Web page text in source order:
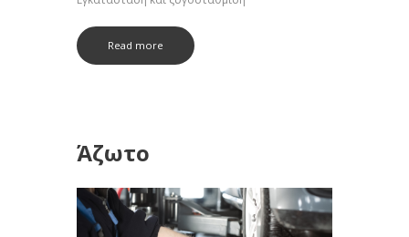
Read more
Άζωτο